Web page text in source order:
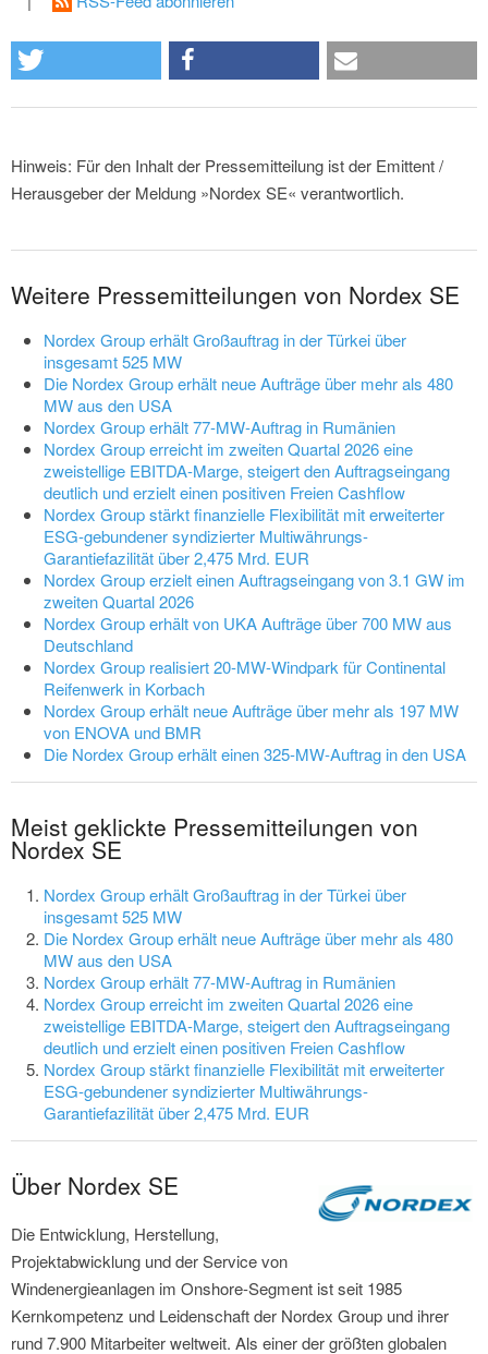
Hinweis: Für den Inhalt der Pressemitteilung ist der Emittent /
Herausgeber der Meldung »Nordex SE« verantwortlich.
Weitere Pressemitteilungen von Nordex SE
Nordex Group erhält Großauftrag in der Türkei über
insgesamt 525 MW
Die Nordex Group erhält neue Aufträge über mehr als 480
MW aus den USA
Nordex Group erhält 77-MW-Auftrag in Rumänien
Nordex Group erreicht im zweiten Quartal 2026 eine
zweistellige EBITDA-Marge, steigert den Auftragseingang
deutlich und erzielt einen positiven Freien Cashflow
Nordex Group stärkt finanzielle Flexibilität mit erweiterter
ESG-gebundener syndizierter Multiwährungs-
Garantiefazilität über 2,475 Mrd. EUR
Nordex Group erzielt einen Auftragseingang von 3.1 GW im
zweiten Quartal 2026
Nordex Group erhält von UKA Aufträge über 700 MW aus
Deutschland
Nordex Group realisiert 20-MW-Windpark für Continental
Reifenwerk in Korbach
Nordex Group erhält neue Aufträge über mehr als 197 MW
von ENOVA und BMR
Die Nordex Group erhält einen 325-MW-Auftrag in den USA
Meist geklickte Pressemitteilungen von
Nordex SE
Nordex Group erhält Großauftrag in der Türkei über
insgesamt 525 MW
Die Nordex Group erhält neue Aufträge über mehr als 480
MW aus den USA
Nordex Group erhält 77-MW-Auftrag in Rumänien
Nordex Group erreicht im zweiten Quartal 2026 eine
zweistellige EBITDA-Marge, steigert den Auftragseingang
deutlich und erzielt einen positiven Freien Cashflow
Nordex Group stärkt finanzielle Flexibilität mit erweiterter
ESG-gebundener syndizierter Multiwährungs-
Garantiefazilität über 2,475 Mrd. EUR
Über Nordex SE
Die Entwicklung, Herstellung,
Projektabwicklung und der Service von
Windenergieanlagen im Onshore-Segment ist seit 1985
Kernkompetenz und Leidenschaft der Nordex Group und ihrer
rund 7.900 Mitarbeiter weltweit. Als einer der größten globalen